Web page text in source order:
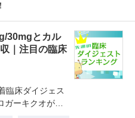
30mgとカル
｜注目の臨床
臨床ダイジェス
ーキクオが注